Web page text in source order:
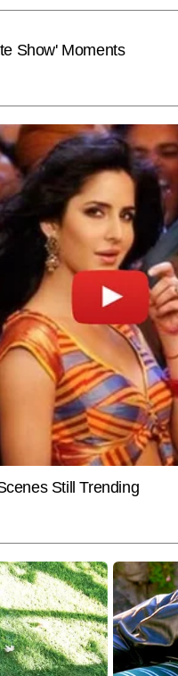
को सबसे पहले ब्रेक करने, विषय
सरकारी नौकरी से जुड़ी खबरें,
लिए जानी जाती हैं। कुसुम अबतक
और समाज दोनों को बदलने की शक्ति